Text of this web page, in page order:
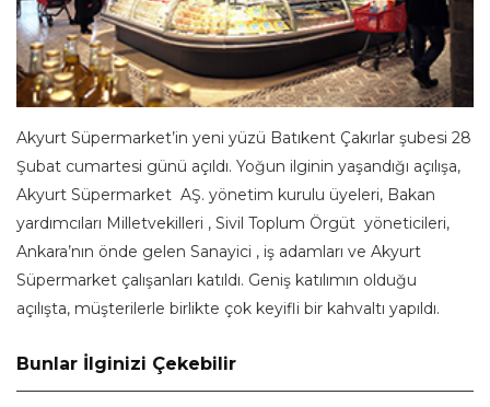
Akyurt Süpermarket’in yeni yüzü Batıkent Çakırlar şubesi 28
Şubat cumartesi günü açıldı. Yoğun ilginin yaşandığı açılışa,
Akyurt Süpermarket AŞ. yönetim kurulu üyeleri, Bakan
yardımcıları Milletvekilleri , Sivil Toplum Örgüt yöneticileri,
Ankara’nın önde gelen Sanayici , iş adamları ve Akyurt
Süpermarket çalışanları katıldı. Geniş katılımın olduğu
açılışta, müşterilerle birlikte çok keyifli bir kahvaltı yapıldı.
Bunlar İlginizi Çekebilir